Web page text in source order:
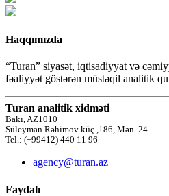
Haqqımızda
“Turan” siyasət, iqtisadiyyat və
fəaliyyət göstərən müstəqil analitik
Turan analitik xidməti
Bakı, AZ1010
Süleyman Rəhimov küç.,186, Mən. 24
Tel.: (+99412) 440 11 96
agency@turan.az
Faydalı